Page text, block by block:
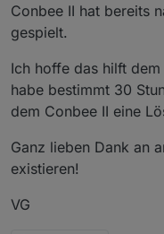
Conbee II hat bereits
gespielt.
Ich hoffe das hilft
habe bestimmt 30
dem Conbee II eine
Ganz lieben Dank an
existieren!
VG